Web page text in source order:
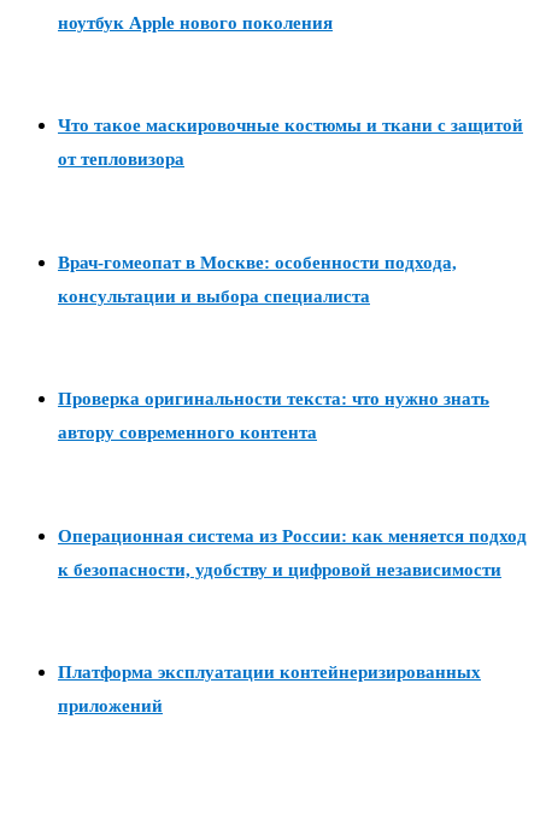
ноутбук Apple нового поколения
Что такое маскировочные костюмы и ткани с защитой
от тепловизора
Врач-гомеопат в Москве: особенности подхода,
консультации и выбора специалиста
Проверка оригинальности текста: что нужно знать
автору современного контента
Операционная система из России: как меняется подход
к безопасности, удобству и цифровой независимости
Платформа эксплуатации контейнеризированных
приложений